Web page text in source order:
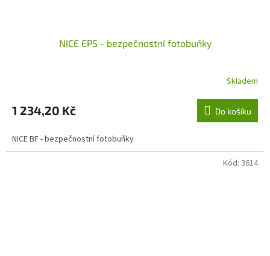
NICE EPS - bezpečnostní fotobuňky
Skladem
1 234,20 Kč Do košíku
NICE BF - bezpečnostní fotobuňky
Kód: 3614